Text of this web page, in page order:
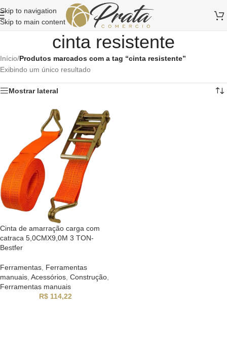
Skip to navigation
Skip to main content
cinta resistente
Início/Produtos marcados com a tag “cinta resistente”
Exibindo um único resultado
Mostrar lateral
Cinta de amarração carga com
catraca 5,0CMX9,0M 3 TON-
Bestfer
Ferramentas, Ferramentas
manuais, Acessórios, Construção,
Ferramentas manuais
R$ 114,22